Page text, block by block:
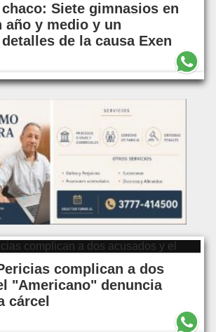
Siete gimnasios en
año y medio y un
de la causa Exen
complican a dos
"Americano" denuncia
cárcel